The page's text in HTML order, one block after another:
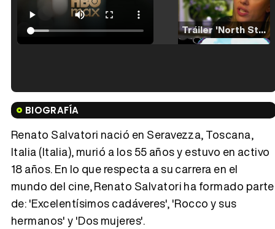
Tráiler 'North Star' (2023)
Tráiler en español de 'La isla olvidada'
BIOGRAFÍA
Renato Salvatori nació en Seravezza, Toscana,
Italia (Italia), murió a los 55 años y estuvo en activo
18 años. En lo que respecta a su carrera en el
mundo del cine, Renato Salvatori ha formado parte
de: 'Excelentísimos cadáveres', 'Rocco y sus
hermanos' y 'Dos mujeres'.